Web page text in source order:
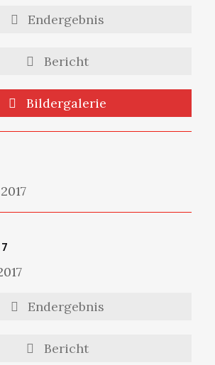
Endergebnis
Bericht
Bildergalerie
Endergebnis
Bericht